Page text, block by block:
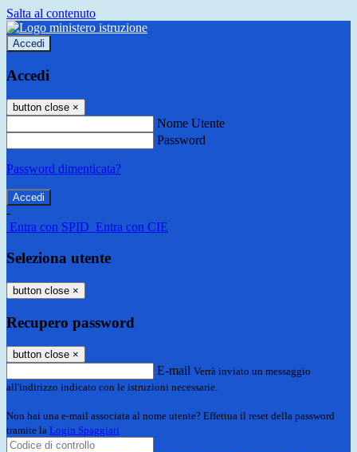
Salta al contenuto
Accedi
Accedi
button close ×
Nome Utente
Password
Password dimenticata?
-
Entra con SPID Entra con CIE
Seleziona utente
button close ×
Recupero password
button close ×
E-mail Verrà inviato un messaggio
all'indirizzo indicato con le istruzioni necessarie.
Non hai una e-mail associata al nome utente? Effettua il reset della password
tramite la Login Spaggiari